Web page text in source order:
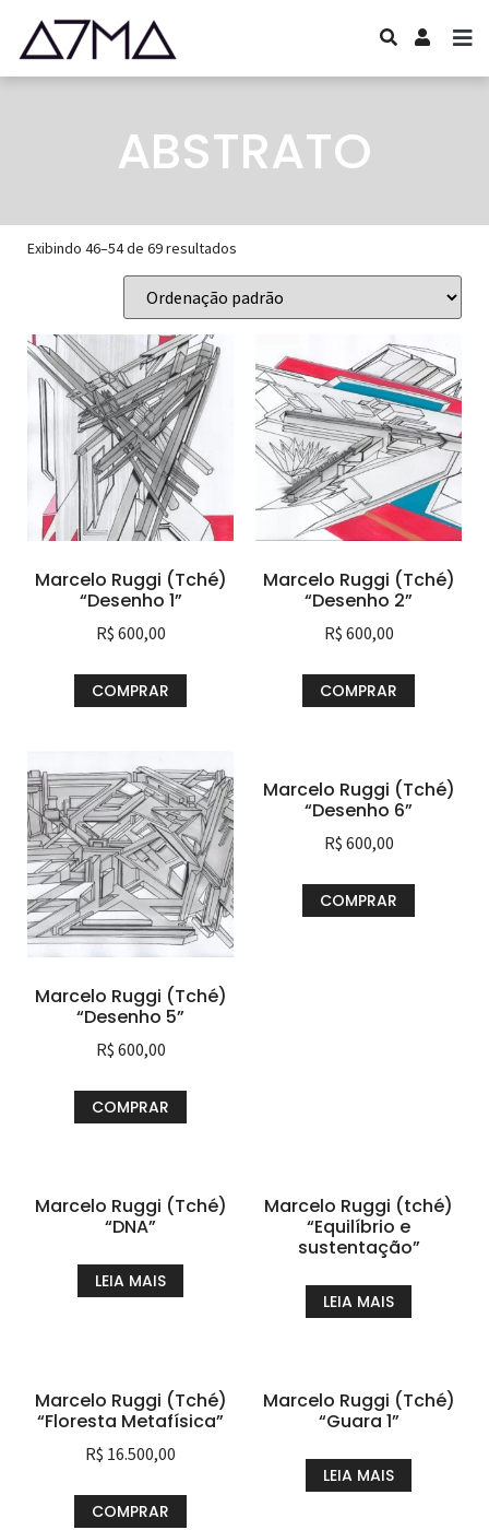
ABSTRATO
Exibindo 46–54 de 69 resultados
Marcelo Ruggi (Tché)
“Desenho 1”
R$ 600,00
COMPRAR
Marcelo Ruggi (Tché)
“Desenho 2”
R$ 600,00
COMPRAR
Marcelo Ruggi (Tché)
“Desenho 5”
R$ 600,00
COMPRAR
Marcelo Ruggi (Tché)
“Desenho 6”
R$ 600,00
COMPRAR
Marcelo Ruggi (Tché)
“DNA”
LEIA MAIS
Marcelo Ruggi (tché)
“Equilíbrio e
sustentação”
LEIA MAIS
Marcelo Ruggi (Tché)
“Floresta Metafísica”
R$ 16.500,00
COMPRAR
Marcelo Ruggi (Tché)
“Guara 1”
LEIA MAIS